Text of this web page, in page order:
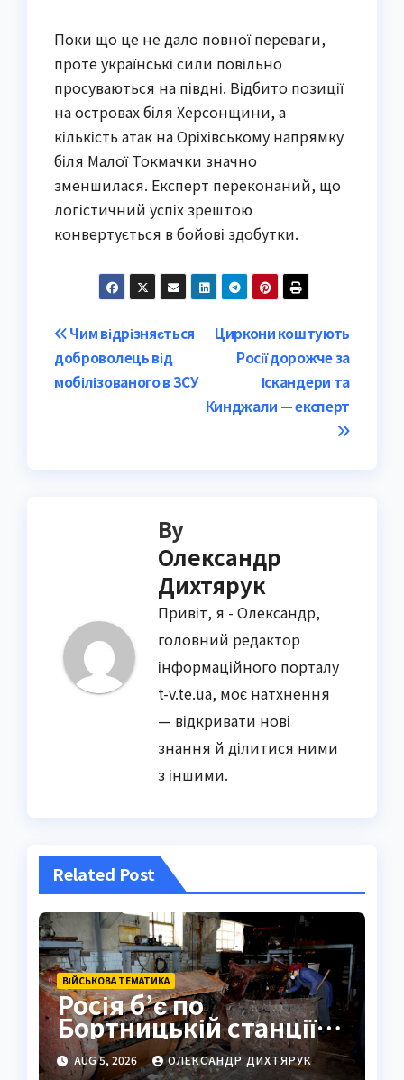
Поки що це не дало повної переваги,
проте українські сили повільно
просуваються на півдні. Відбито позиції
на островах біля Херсонщини, а
кількість атак на Оріхівському напрямку
біля Малої Токмачки значно
зменшилася. Експерт переконаний, що
логістичний успіх зрештою
конвертується в бойові здобутки.
Post
navigation
Циркони коштують
Росії дорожче за
Іскандери та
Кинджали — експерт
Чим відрізняється
доброволець від
мобілізованого в ЗСУ
By
Олександр
Дихтярук
Привіт, я - Олександр,
головний редактор
інформаційного порталу
t-v.te.ua, моє натхнення
— відкривати нові
знання й ділитися ними
з іншими.
Related Post
ВІЙСЬКОВА ТЕМАТИКА
Росія б’є по
Бортницькій станції:
експерт попередив
про катастрофу
AUG 5, 2026 ОЛЕКСАНДР ДИХТЯРУК